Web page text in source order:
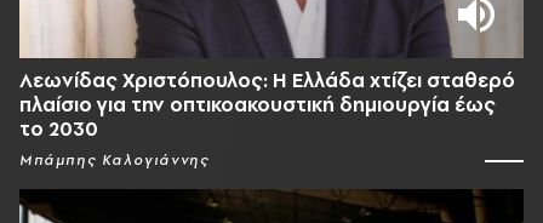
Λεωνίδας Χριστόπουλος: Η Ελλάδα χτίζει σταθερό
πλαίσιο για την οπτικοακουστική δημιουργία έως
το 2030
Μπάμπης Καλογιάννης